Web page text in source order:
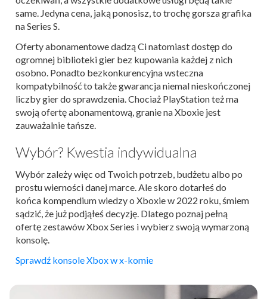
same. Jedyna cena, jaką ponosisz, to trochę gorsza grafika
na Series S.
Oferty abonamentowe dadzą Ci natomiast dostęp do
ogromnej biblioteki gier bez kupowania każdej z nich
osobno. Ponadto bezkonkurencyjna wsteczna
kompatybilność to także gwarancja niemal nieskończonej
liczby gier do sprawdzenia. Chociaż PlayStation też ma
swoją ofertę abonamentową, granie na Xboxie jest
zauważalnie tańsze.
Wybór? Kwestia indywidualna
Wybór zależy więc od Twoich potrzeb, budżetu albo po
prostu wierności danej marce. Ale skoro dotarłeś do
końca kompendium wiedzy o Xboxie w 2022 roku, śmiem
sądzić, że już podjąłeś decyzję. Dlatego poznaj pełną
ofertę zestawów Xbox Series i wybierz swoją wymarzoną
konsolę.
Sprawdź konsole Xbox w x-komie